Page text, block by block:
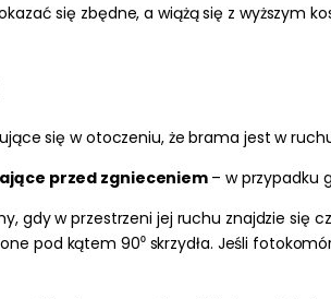
się zbędne, a wiążą się z
się w otoczeniu, że brama jest w
przed zgnieceniem – w przypadku
gdy w przestrzeni jej ruchu znajdzie się
pod kątem 90⁰ skrzydła. Jeśli